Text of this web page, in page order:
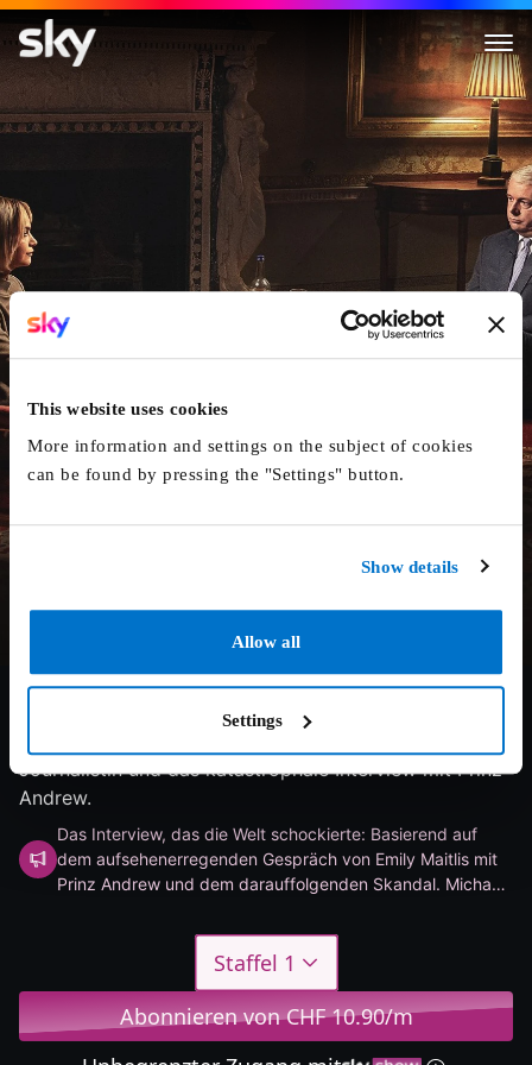
This website uses cookies
More information and settings on the subject of cookies
can be found by pressing the "Settings" button.
Show details
Allow all
Settings
A Very Royal Scandal
6.6/10 2024 1 Staffel Drama
Journalistin und das katastrophale Interview mit Prinz
Andrew.
Das Interview, das die Welt schockierte: Basierend auf
dem aufsehenerregenden Gespräch von Emily Maitlis mit
Prinz Andrew und dem darauffolgenden Skandal. Michael
Staffel 1
Abonnieren von CHF 10.90/m